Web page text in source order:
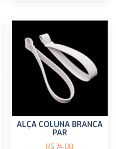
ALÇA COLUNA BRANCA
PAR
R$ 74,00